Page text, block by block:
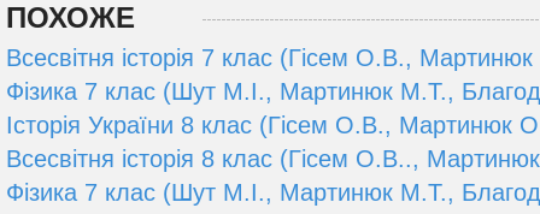
ПОХОЖЕ
Всесвітня історія 7 клас (Гісем О.В.,
Фізика 7 клас (Шут М.І., Мартинюк М.Т.,
Історія України 8 клас (Гісем О.В., Мартинюк
Всесвітня історія 8 клас (Гісем О.В..,
Фізика 7 клас (Шут М.І., Мартинюк М.Т.,